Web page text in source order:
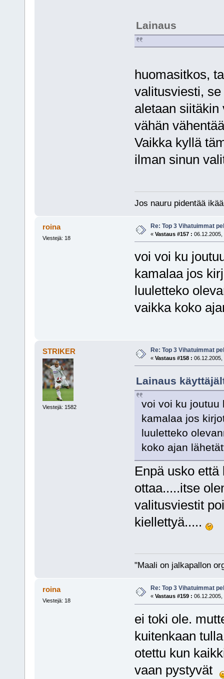
Lainaus
huomasitkos,
valitusviesti,
aletaan
vähän
Vaikka kyllä
ilman sinun
Jos nauru pidentää
roina
Viestejä: 18
Re: Top 3 Vihatuimmat
« Vastaus #157 : 06.12.2005,
voi voi ku
kamalaa jos
luuletteko
vaikka koko
STRIKER
Viestejä: 1582
Re: Top 3 Vihatuimmat
« Vastaus #158 : 06.12.2005,
Lainaus
voi voi ku joutuu
kamalaa jos
luuletteko
koko ajan
Enpä usko
ottaa.....itse
valitusviestit
kiellettyä.....
"Maali on jalkapallon
roina
Viestejä: 18
Re: Top 3 Vihatuimmat
« Vastaus #159 : 06.12.2005,
ei toki ole.
kuitenkaan
otettu kun
vaan pystyvät